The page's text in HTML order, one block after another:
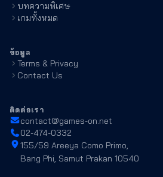
บทความพิเศษ
เกมทั้งหมด
ข้อมูล
Terms & Privacy
Contact Us
ติดต่อเรา
contact@games-on.net
02-474-0332
155/59 Areeya Como Primo,
Bang Phi, Samut Prakan 10540